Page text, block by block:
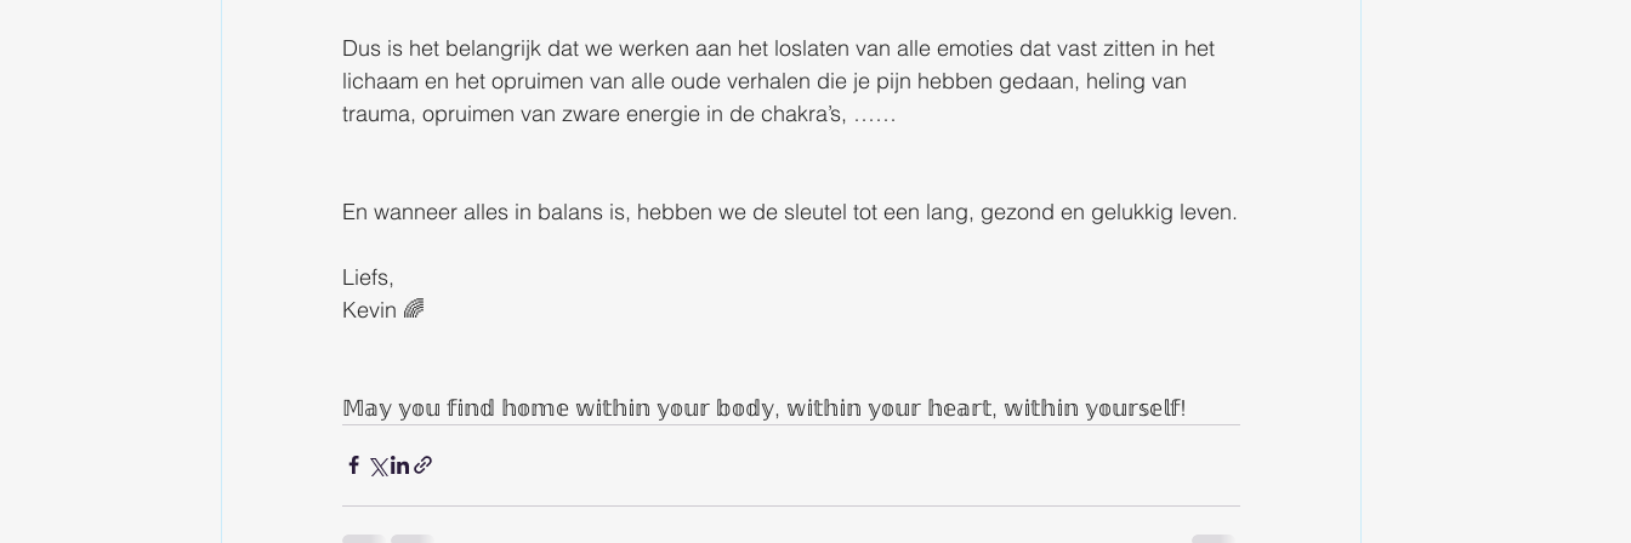
Dus is het belangrijk dat we werken aan het loslaten van alle emoties dat vast zitten in het
lichaam en het opruimen van alle oude verhalen die je pijn hebben gedaan, heling van
trauma, opruimen van zware energie in de chakra’s, ……
En wanneer alles in balans is, hebben we de sleutel tot een lang, gezond en gelukkig leven.
Liefs,
Kevin 🌈
𝕄𝕒𝕪 𝕪𝕠𝕦 𝕗𝕚𝕟𝕕 𝕙𝕠𝕞𝕖 𝕨𝕚𝕥𝕙𝕚𝕟 𝕪𝕠𝕦𝕣 𝕓𝕠𝕕𝕪, 𝕨𝕚𝕥𝕙𝕚𝕟 𝕪𝕠𝕦𝕣 𝕙𝕖𝕒𝕣𝕥, 𝕨𝕚𝕥𝕙𝕚𝕟 𝕪𝕠𝕦𝕣𝕤𝕖𝕝𝕗!